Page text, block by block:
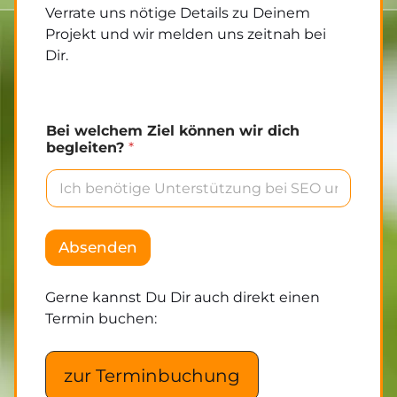
Verrate uns nötige Details zu Deinem
Projekt und wir melden uns zeitnah bei
Dir.
Bei welchem Ziel können wir dich
begleiten? *
D
c
?
s
r
e
Absenden
Gerne kannst Du Dir auch direkt einen
Termin buchen:
zur Terminbuchung